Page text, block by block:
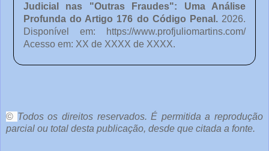
Judicial nas "Outras Fraudes": Uma Análise
Profunda do Artigo 176 do Código Penal . 2026.
Disponível em:
https://www.profjuliomartins.com/
Acesso em: XX de XXXX de XXXX.
ê
© Todos os direitos reservados. É permitida a reprodução
parcial ou total desta publicação, desde que citada a fonte.